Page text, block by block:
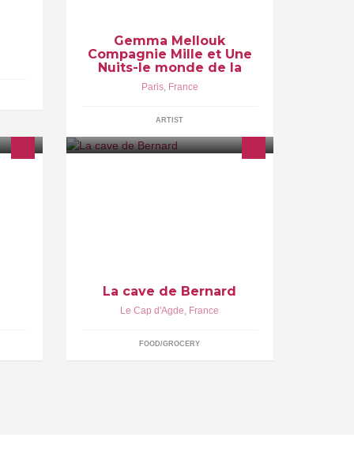
Gemma Mellouk
Compagnie Mille et Une
Nuits-le monde de la
Paris, France
ARTIST
La cave de Bernard
Le Cap d'Agde, France
FOOD/GROCERY